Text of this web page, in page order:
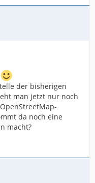
der bisherigen
man jetzt nur noch
da noch eine
macht?